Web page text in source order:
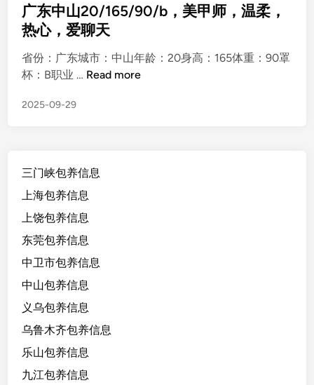
t
e
i
n
广东中山20/165/90/b，美甲师，温柔，
热心，爱聊天
省份：广东城市：中山年龄：20身高：165体重：90罩
杯：B职业 … 广
/
1
5
/
9
/
b
，
甲
师
Read more
2025-09-29
三门峡包养信息
上海包养信息
上饶包养信息
东莞包养信息
中卫市包养信息
中山包养信息
义乌包养信息
乌鲁木齐包养信息
乐山包养信息
九江包养信息